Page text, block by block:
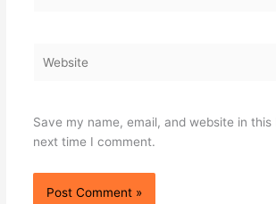
Save my name, email, and website in
next time I comment.